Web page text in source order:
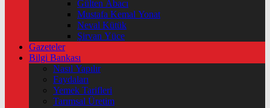
Gülten Abacı
Mustafa Kemal Yonat
Neval Kütük
Şirvan Yüce
Gazeteler
Bilgi Bankası
Nasıl Yapılır
Faydaları
Yemek Tarifleri
Tarımsal Üretim